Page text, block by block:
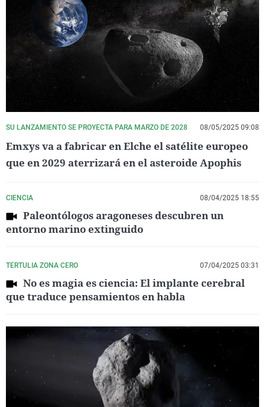
SU LANZAMIENTO SE PROYECTA PARA MARZO DE 2028 08/05/2025 09:08
Emxys va a fabricar en Elche el satélite europeo
que en 2029 aterrizará en el asteroide Apophis
CIENCIA 08/04/2025 18:55
Paleontólogos aragoneses descubren un
entorno marino extinguido
TERTULIA ZONA CERO 07/04/2025 03:31
No es magia es ciencia: El implante cerebral
que traduce pensamientos en habla